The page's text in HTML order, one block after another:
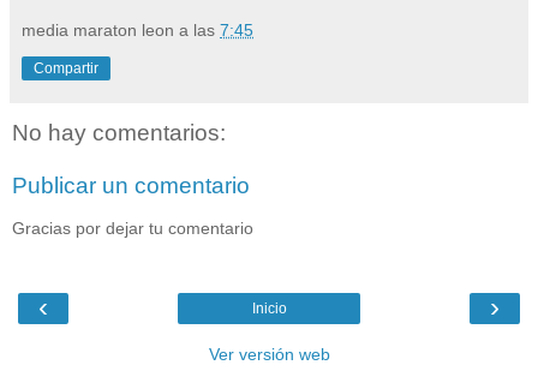
media maraton leon a las 7:45
Compartir
No hay comentarios:
Publicar un comentario
Gracias por dejar tu comentario
‹ ›
Inicio
Ver versión web